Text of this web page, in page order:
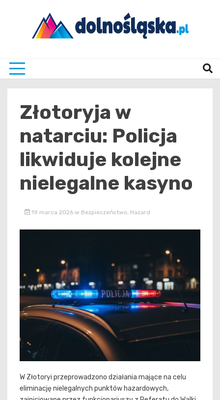
Złotoryja w
natarciu: Policja
likwiduje kolejne
nielegalne kasyno
19 marca 2026 w Bezpieczeństwo Hazard
W Złotoryi przeprowadzono działania mające na celu
eliminację nielegalnych punktów hazardowych,